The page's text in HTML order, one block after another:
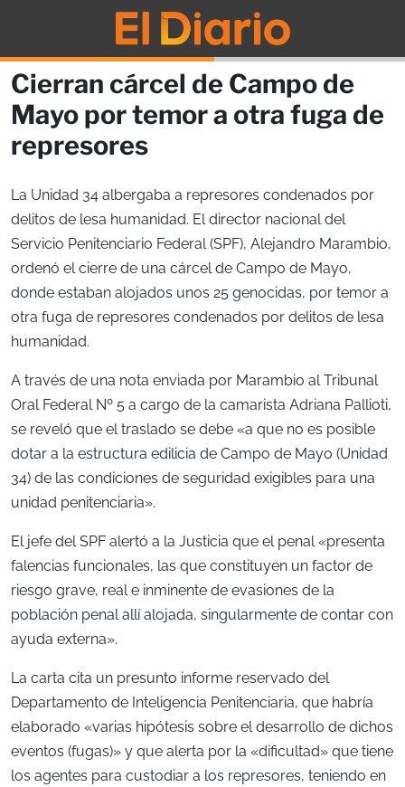
Cierran cárcel de Campo de
Mayo por temor a otra fuga de
represores
La Unidad 34 albergaba a represores condenados por
delitos de lesa humanidad. El director nacional del
Servicio Penitenciario Federal (SPF), Alejandro Marambio,
ordenó el cierre de una cárcel de Campo de Mayo,
donde estaban alojados unos 25 genocidas, por temor a
otra fuga de represores condenados por delitos de lesa
humanidad.
A través de una nota enviada por Marambio al Tribunal
Oral Federal Nº 5 a cargo de la camarista Adriana Pallioti,
se reveló que el traslado se debe «a que no es posible
dotar a la estructura edilicia de Campo de Mayo (Unidad
34) de las condiciones de seguridad exigibles para una
unidad penitenciaria».
El jefe del SPF alertó a la Justicia que el penal «presenta
falencias funcionales, las que constituyen un factor de
riesgo grave, real e inminente de evasiones de la
población penal allí alojada, singularmente de contar con
ayuda externa».
La carta cita un presunto informe reservado del
Departamento de Inteligencia Penitenciaria, que habría
elaborado «varias hipótesis sobre el desarrollo de dichos
eventos (fugas)» y que alerta por la «dificultad» que tiene
los agentes para custodiar a los represores, teniendo en